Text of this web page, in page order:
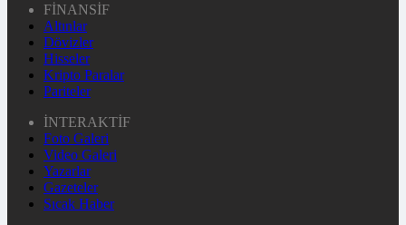
FİNANSİF
Altınlar
Dövizler
Hisseler
Kripto Paralar
Pariteler
İNTERAKTİF
Foto Galeri
Video Galeri
Yazarlar
Gazeteler
Sıcak Haber